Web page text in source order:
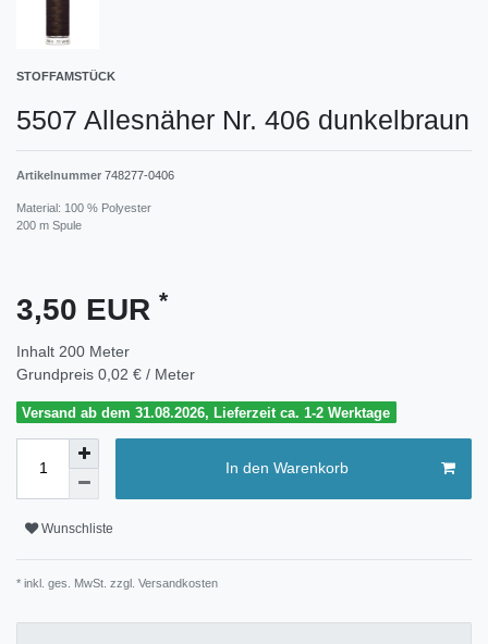
STOFFAMSTÜCK
5507 Allesnäher Nr. 406 dunkelbraun
Artikelnummer 748277-0406
Material: 100 % Polyester
200 m Spule
3,50 EUR *
Inhalt 200 Meter
Grundpreis 0,02 € / Meter
Versand ab dem 31.08.2026, Lieferzeit ca. 1-2 Werktage
In den Warenkorb
Wunschliste
* inkl. ges. MwSt. zzgl. Versandkosten